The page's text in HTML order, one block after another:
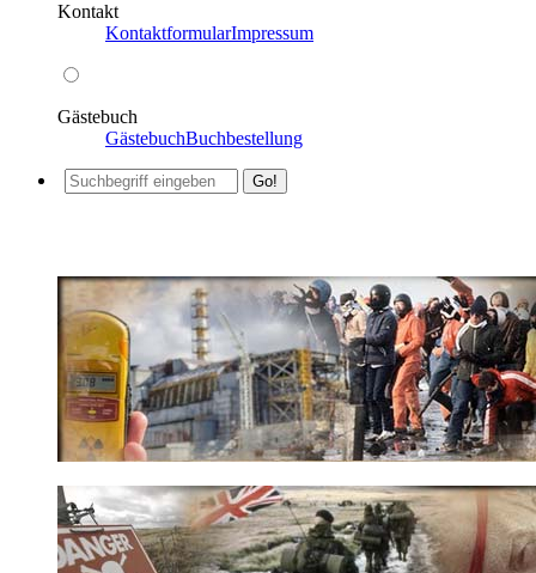
Kontakt
KontaktformularImpressum
Gästebuch
GästebuchBuchbestellung